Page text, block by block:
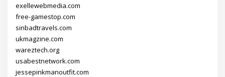
exellewebmedia.com
free-gamestop.com
sinbadtravels.com
ukmagzine.com
wareztech.org
usabestnetwork.com
jessepinkmanoutfit.com